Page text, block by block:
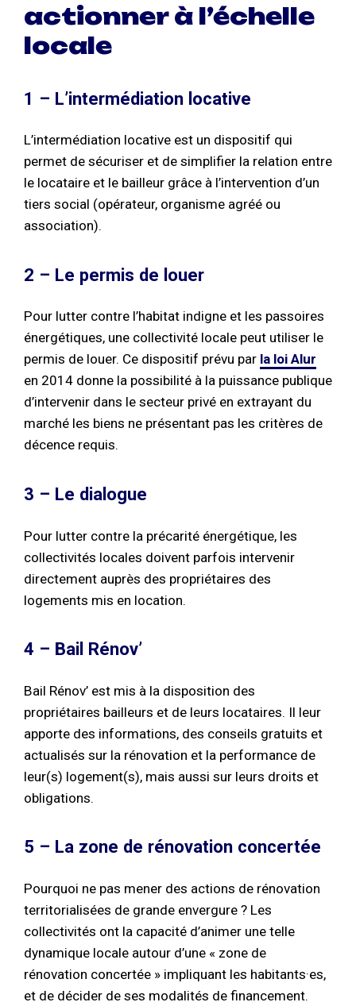
actionner à l’échelle
locale
1 – L’intermédiation locative
L’intermédiation locative est un dispositif qui
permet de sécuriser et de simplifier la relation entre
le locataire et le bailleur grâce à l’intervention d’un
tiers social (opérateur, organisme agréé ou
association).
2 – Le permis de louer
Pour lutter contre l’habitat indigne et les passoires
énergétiques, une collectivité locale peut utiliser le
permis de louer. Ce dispositif prévu par la loi Alur
en 2014 donne la possibilité à la puissance publique
d’intervenir dans le secteur privé en extrayant du
marché les biens ne présentant pas les critères de
décence requis.
3 – Le dialogue
Pour lutter contre la précarité énergétique, les
collectivités locales doivent parfois intervenir
directement auprès des propriétaires des
logements mis en location.
4 – Bail Rénov’
Bail Rénov’ est mis à la disposition des
propriétaires bailleurs et de leurs locataires. Il leur
apporte des informations, des conseils gratuits et
actualisés sur la rénovation et la performance de
leur(s) logement(s), mais aussi sur leurs droits et
obligations.
5 – La zone de rénovation concertée
Pourquoi ne pas mener des actions de rénovation
territorialisées de grande envergure ? Les
collectivités ont la capacité d’animer une telle
dynamique locale autour d’une « zone de
rénovation concertée » impliquant les habitants·es,
et de décider de ses modalités de financement.